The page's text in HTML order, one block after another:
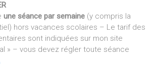
une séance par semaine (y compris la
hors vacances scolaires – Le tarif des
sont indiquées sur mon site
» – vous devez régler toute séance